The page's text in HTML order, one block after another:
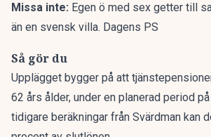
Missa inte: Egen ö med sex getter till
än en svensk villa. Dagens PS
Så gör du
Upplägget bygger på att
62 års ålder, under en planerad period på
tidigare beräkningar från Svärdman kan